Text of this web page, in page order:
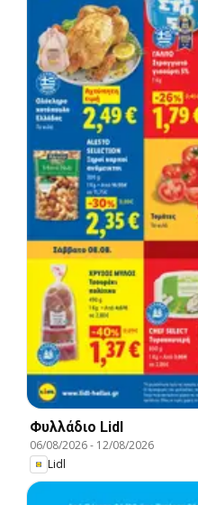
Φυλλάδιο Lidl
06/08/2026- 12/08/2026
Lidl